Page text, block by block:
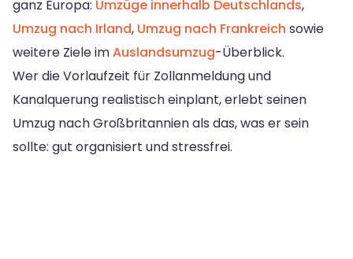
ganz Europa: Umzüge innerhalb Deutschlands,
Umzug nach Irland, Umzug nach Frankreich sowie
weitere Ziele imAuslandsumzug-Überblick.
Wer die Vorlaufzeit für Zollanmeldung und
Kanalquerung realistisch einplant, erlebt seinen
Umzug nach Großbritannien als das, was er sein
sollte: gut organisiert und stressfrei.